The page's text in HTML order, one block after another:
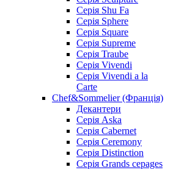
Серія Shu Fa
Серія Sphere
Серія Square
Серія Supreme
Серія Traube
Серія Vivendi
Серія Vivendi a la
Carte
Chef&Sommelier (Франція)
Декантери
Серія Aska
Серія Cabernet
Серія Ceremony
Серія Distinction
Серія Grands cepages